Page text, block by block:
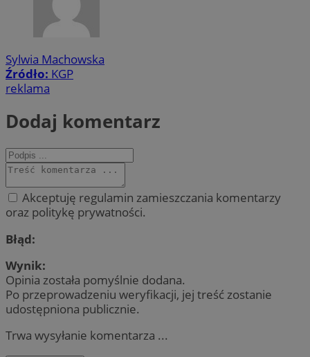
Sylwia Machowska
Źródło: KGP
reklama
Dodaj komentarz
Akceptuję regulamin zamieszczania komentarzy
oraz politykę prywatności.
Błąd:
Wynik:
Opinia została pomyślnie dodana.
Po przeprowadzeniu weryfikacji, jej treść zostanie
udostępniona publicznie.
Trwa wysyłanie komentarza ...